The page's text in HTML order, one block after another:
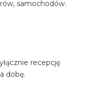
samochodów.
recepcję
dobę.